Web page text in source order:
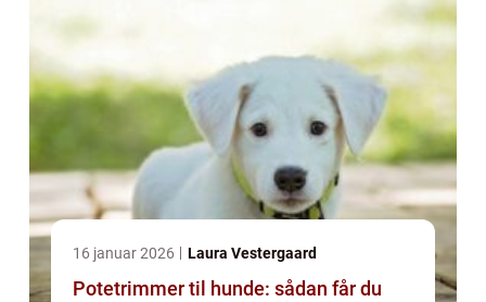
16 januar 2026 Laura Vestergaard
Potetrimmer til hunde: sådan får du